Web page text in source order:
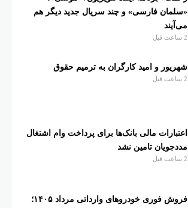
«سلمان فارسی» و چند سریال جدید دیگر هم
می‌آیند
2 ساعت قبل
شهریور و امید کارگران به ترمیم حقوق
2 ساعت قبل
اعتبارات مالی بانک‌ها برای پرداخت وام اشتغال
مددجویان تامین نشد
2 ساعت قبل
فروش فوری خودروهای وارداتی مرداد ۱۴۰۵؛